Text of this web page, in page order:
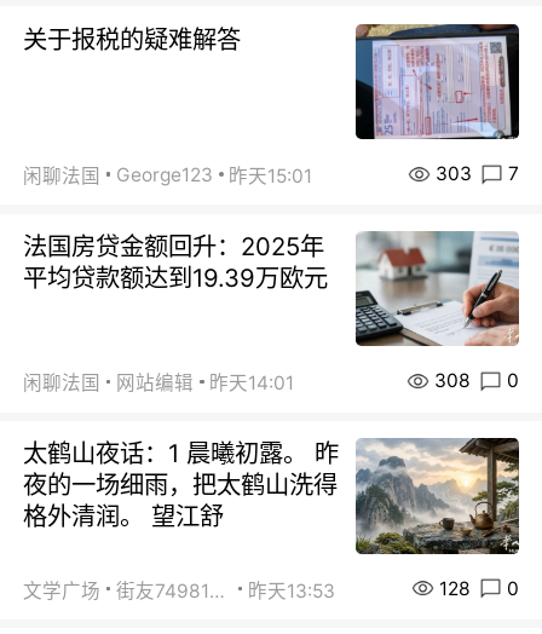
关于报税的疑难解答
闲聊法国 George123 昨天15:01 303 7
法国房贷金额回升：2025年
平均贷款额达到19.39万欧元
闲聊法国 网站编辑 昨天14:01 308 0
太鹤山夜话：1 晨曦初露。 昨
夜的一场细雨，把太鹤山洗得
格外清润。 望江舒
文学广场 街友74981146 昨天13:53 128 0